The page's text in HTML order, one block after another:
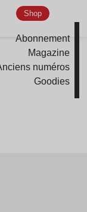
Shop
Abonnement
Magazine
numéros
Goodies